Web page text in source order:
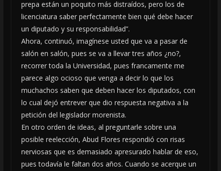
prepa están un poquito más distraídos, pero los de
licenciatura saber perfectamente bien qué debe hacer
un diputado y su responsabilidad”.
Ahora, continuó, imagínese usted que va a pasar de
salón en salón, pues se va a llevar tres años ¿no?,
recorrer toda la Universidad, pues francamente me
parece algo ocioso que venga a decir lo que los
muchachos saben que deben hacer los diputados, con
lo cual dejó entrever que dio respuesta negativa a la
petición del legislador morenista.
En otro orden de ideas, al preguntarle sobre una
posible reelección, Abud Flores respondió con risas
nerviosas que es demasiado apresurado hablar de eso,
pues todavía le faltan dos años. Cuando se acerque un